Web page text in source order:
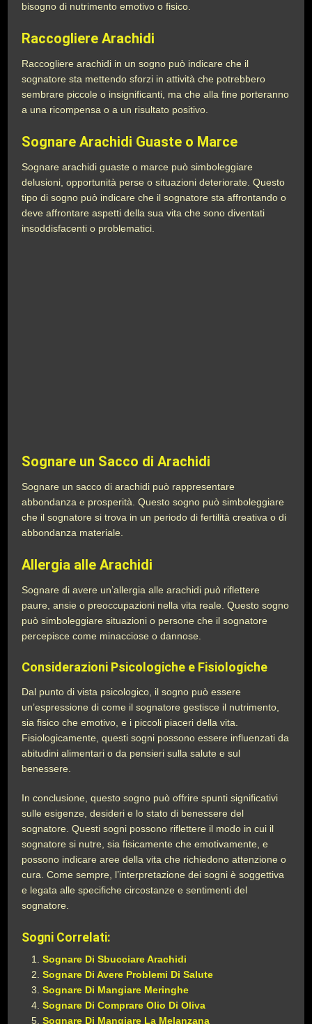
bisogno di nutrimento emotivo o fisico.
Raccogliere Arachidi
Raccogliere arachidi in un sogno può indicare che il
sognatore sta mettendo sforzi in attività che potrebbero
sembrare piccole o insignificanti, ma che alla fine porteranno
a una ricompensa o a un risultato positivo.
Sognare Arachidi Guaste o Marce
Sognare arachidi guaste o marce può simboleggiare
delusioni, opportunità perse o situazioni deteriorate. Questo
tipo di sogno può indicare che il sognatore sta affrontando o
deve affrontare aspetti della sua vita che sono diventati
insoddisfacenti o problematici.
Sognare un Sacco di Arachidi
Sognare un sacco di arachidi può rappresentare
abbondanza e prosperità. Questo sogno può simboleggiare
che il sognatore si trova in un periodo di fertilità creativa o di
abbondanza materiale.
Allergia alle Arachidi
Sognare di avere un’allergia alle arachidi può riflettere
paure, ansie o preoccupazioni nella vita reale. Questo sogno
può simboleggiare situazioni o persone che il sognatore
percepisce come minacciose o dannose.
Considerazioni Psicologiche e Fisiologiche
Dal punto di vista psicologico, il sogno può essere
un’espressione di come il sognatore gestisce il nutrimento,
sia fisico che emotivo, e i piccoli piaceri della vita.
Fisiologicamente, questi sogni possono essere influenzati da
abitudini alimentari o da pensieri sulla salute e sul
benessere.
In conclusione, questo sogno può offrire spunti significativi
sulle esigenze, desideri e lo stato di benessere del
sognatore. Questi sogni possono riflettere il modo in cui il
sognatore si nutre, sia fisicamente che emotivamente, e
possono indicare aree della vita che richiedono attenzione o
cura. Come sempre, l’interpretazione dei sogni è soggettiva
e legata alle specifiche circostanze e sentimenti del
sognatore.
Sogni Correlati:
Sognare Di Sbucciare Arachidi
Sognare Di Avere Problemi Di Salute
Sognare Di Mangiare Meringhe
Sognare Di Comprare Olio Di Oliva
Sognare Di Mangiare La Melanzana